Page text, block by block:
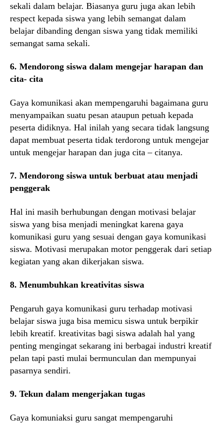
sekali dalam belajar. Biasanya guru juga akan lebih
respect kepada siswa yang lebih semangat dalam
belajar dibanding dengan siswa yang tidak memiliki
semangat sama sekali.
6. Mendorong siswa dalam mengejar harapan dan
cita- cita
Gaya komunikasi akan mempengaruhi bagaimana guru
menyampaikan suatu pesan ataupun petuah kepada
peserta didiknya. Hal inilah yang secara tidak langsung
dapat membuat peserta tidak terdorong untuk mengejar
untuk mengejar harapan dan juga cita – citanya.
7. Mendorong siswa untuk berbuat atau menjadi
penggerak
Hal ini masih berhubungan dengan motivasi belajar
siswa yang bisa menjadi meningkat karena gaya
komunikasi guru yang sesuai dengan gaya komunikasi
siswa. Motivasi merupakan motor penggerak dari setiap
kegiatan yang akan dikerjakan siswa.
8. Menumbuhkan kreativitas siswa
Pengaruh gaya komunikasi guru terhadap motivasi
belajar siswa juga bisa memicu siswa untuk berpikir
lebih kreatif. kreativitas bagi siswa adalah hal yang
penting mengingat sekarang ini berbagai industri kreatif
pelan tapi pasti mulai bermunculan dan mempunyai
pasarnya sendiri.
9. Tekun dalam mengerjakan tugas
Gaya komuniaksi guru sangat mempengaruhi